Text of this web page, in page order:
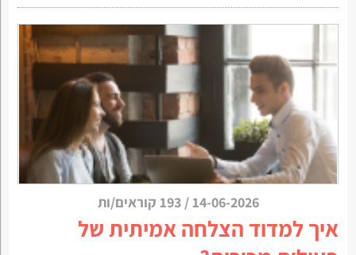
14-06-2026
/193 קוראים/ות
איך למדוד הצלחה אמיתית של